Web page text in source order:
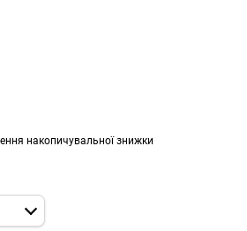
накопичувальної знижки